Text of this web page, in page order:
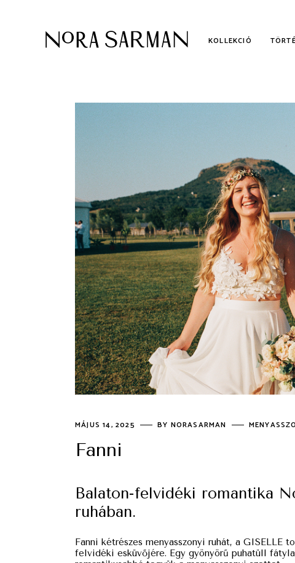
KOLLEKCIÓ
KOLLEKCIÓ
POLGÁRI ESKÜVŐI RUHÁK
UTOLSÓ DARABOK
MÁJUS 14, 2025 BY NORASARMAN
Fanni
Balaton-felvidéki romantika
ruhában.
Fanni kétrészes menyasszonyi ruhát, a GISELLE
felvidéki esküvőjére. Egy gyönyörű puhatüll